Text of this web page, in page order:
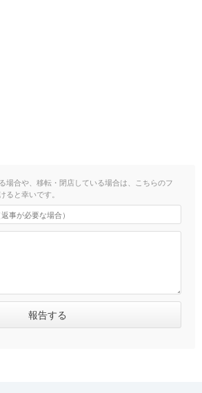
場合や、移転・閉店している場合は、こちらのフ
ると幸いです。